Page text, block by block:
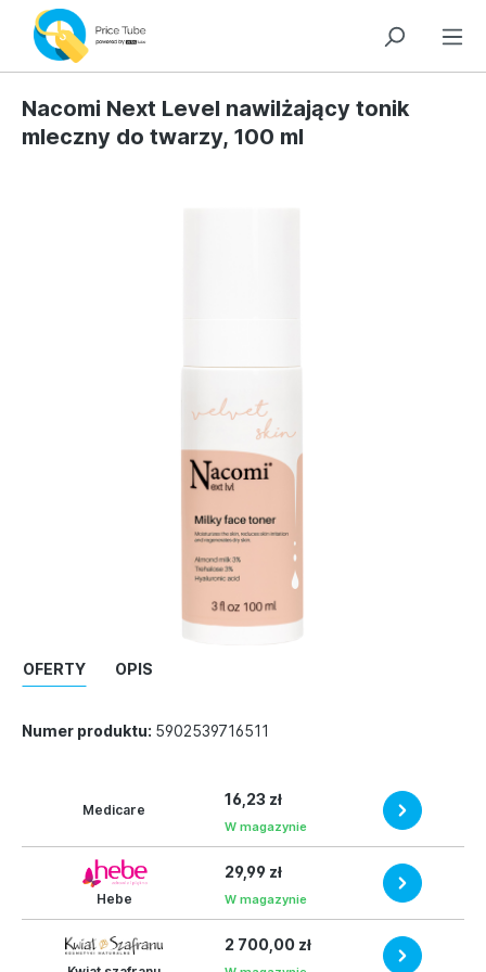
Nacomi Next Level nawilżający tonik
mleczny do twarzy, 100 ml
OFERTY OPIS
Numer produktu: 5902539716511
Medicare
16,23 zł
W magazynie
Hebe
29,99 zł
W magazynie
2 700,00 zł